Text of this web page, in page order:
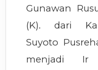
Gunawan
(K). dari
Suyoto
menjadi Ir